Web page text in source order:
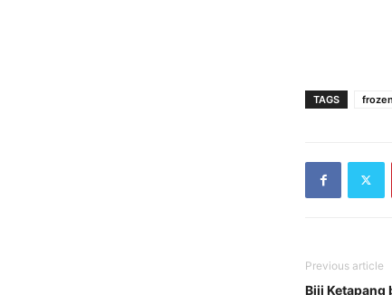
TAGS
Previous article
Biji Ketapang